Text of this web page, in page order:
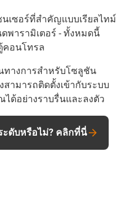
เซอร์ที่สำคัญแบบเรียลไทม์
พารามิเตอร์ - ทั้งหมดนี้
คอนโทรล
ทางการสำหรับโซลูชัน
สามารถติดตั้งเข้ากับระบบ
ด้อย่างราบรื่นและลงตัว
ะดับหรือไม่? คลิกที่นี่